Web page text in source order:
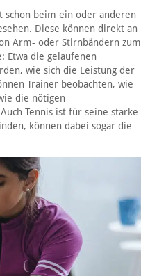
schon beim ein oder anderen
Diese können direkt an
Arm- oder Stirnbändern zum
Etwa die gelaufenen
wie sich die Leistung der
Trainer beobachten, wie
die nötigen
Tennis ist für seine starke
können dabei sogar die